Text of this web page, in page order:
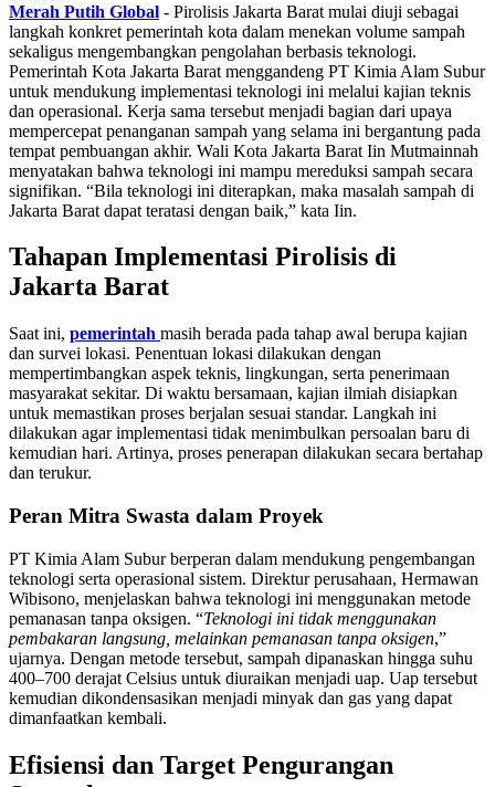
Merah Putih Global - Pirolisis Jakarta Barat mulai diuji sebagai
langkah konkret pemerintah kota dalam menekan volume sampah
sekaligus mengembangkan pengolahan berbasis teknologi.
Pemerintah Kota Jakarta Barat menggandeng PT Kimia Alam Subur
untuk mendukung implementasi teknologi ini melalui kajian teknis
dan operasional. Kerja sama tersebut menjadi bagian dari upaya
mempercepat penanganan sampah yang selama ini bergantung pada
tempat pembuangan akhir. Wali Kota Jakarta Barat Iin Mutmainnah
menyatakan bahwa teknologi ini mampu mereduksi sampah secara
signifikan. “Bila teknologi ini diterapkan, maka masalah sampah di
Jakarta Barat dapat teratasi dengan baik,” kata Iin.
Tahapan Implementasi Pirolisis di
Jakarta Barat
Saat ini, pemerintah masih berada pada tahap awal berupa kajian
dan survei lokasi. Penentuan lokasi dilakukan dengan
mempertimbangkan aspek teknis, lingkungan, serta penerimaan
masyarakat sekitar. Di waktu bersamaan, kajian ilmiah disiapkan
untuk memastikan proses berjalan sesuai standar. Langkah ini
dilakukan agar implementasi tidak menimbulkan persoalan baru di
kemudian hari. Artinya, proses penerapan dilakukan secara bertahap
dan terukur.
Peran Mitra Swasta dalam Proyek
PT Kimia Alam Subur berperan dalam mendukung pengembangan
teknologi serta operasional sistem. Direktur perusahaan, Hermawan
Wibisono, menjelaskan bahwa teknologi ini menggunakan metode
pemanasan tanpa oksigen. “Teknologi ini tidak menggunakan
pembakaran langsung, melainkan pemanasan tanpa oksigen,”
ujarnya. Dengan metode tersebut, sampah dipanaskan hingga suhu
400–700 derajat Celsius untuk diuraikan menjadi uap. Uap tersebut
kemudian dikondensasikan menjadi minyak dan gas yang dapat
dimanfaatkan kembali.
Efisiensi dan Target Pengurangan